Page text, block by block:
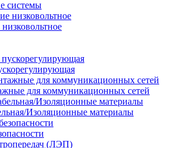
системы
для коммуникационных сетей
Изоляционные материалы